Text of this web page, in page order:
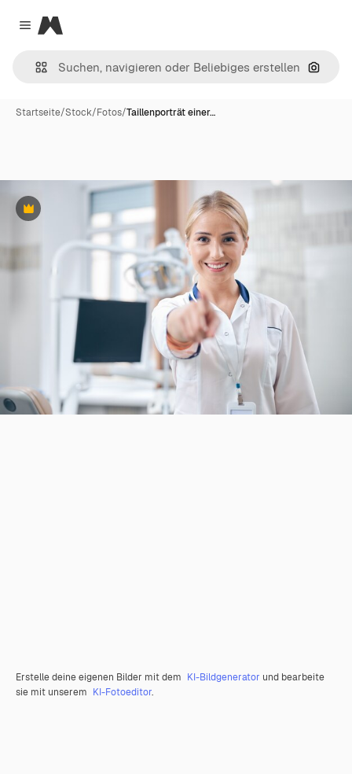
Close menu
Magnific
Nach
Startseite/Stock/Fotos/Taillenporträt einer…
Premium
Erstelle deine eigenen Bilder mit dem KI-Bildgenerator und bearbeite
sie mit unserem KI-Fotoeditor.